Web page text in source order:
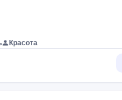
Красота